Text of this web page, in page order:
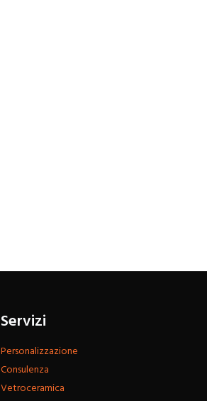
Servizi
Personalizzazione
Consulenza
Vetroceramica